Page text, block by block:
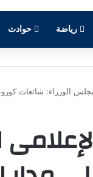
رياضة حوادث